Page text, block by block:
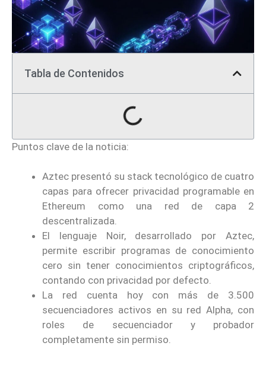
Tabla de Contenidos
Puntos clave de la noticia:
Aztec presentó su stack tecnológico de cuatro
capas para ofrecer privacidad programable en
Ethereum como una red de capa 2
descentralizada.
El lenguaje Noir, desarrollado por Aztec,
permite escribir programas de conocimiento
cero sin tener conocimientos criptográficos,
contando con privacidad por defecto.
La red cuenta hoy con más de 3.500
secuenciadores activos en su red Alpha, con
roles de secuenciador y probador
completamente sin permiso.